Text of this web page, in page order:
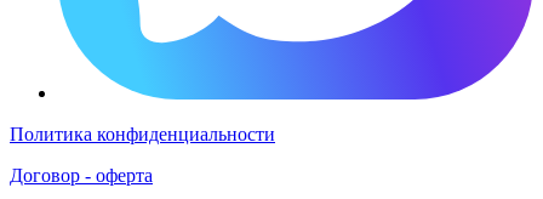
Политика конфиденциальности
Договор - оферта